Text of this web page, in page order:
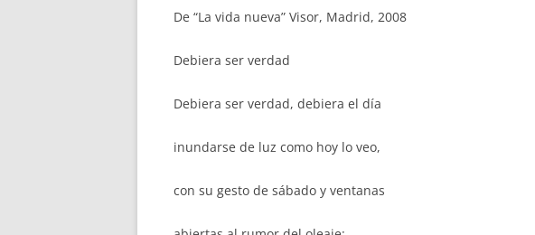
De “La vida nueva” Visor, Madrid, 2008
Debiera ser verdad
Debiera ser verdad, debiera el día
inundarse de luz como hoy lo veo,
con su gesto de sábado y ventanas